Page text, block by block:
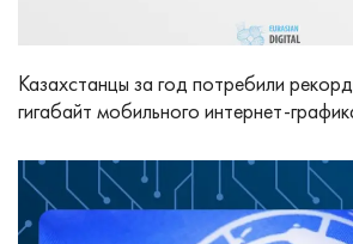
Казахстанцы за год потребили
гигабайт мобильного интернет-